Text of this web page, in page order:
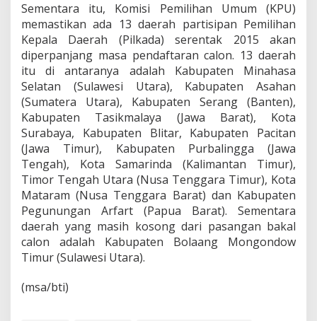
Sementara itu, Komisi Pemilihan Umum (KPU)
memastikan ada 13 daerah partisipan Pemilihan
Kepala Daerah (Pilkada) serentak 2015 akan
diperpanjang masa pendaftaran calon. 13 daerah
itu di antaranya adalah Kabupaten Minahasa
Selatan (Sulawesi Utara), Kabupaten Asahan
(Sumatera Utara), Kabupaten Serang (Banten),
Kabupaten Tasikmalaya (Jawa Barat), Kota
Surabaya, Kabupaten Blitar, Kabupaten Pacitan
(Jawa Timur), Kabupaten Purbalingga (Jawa
Tengah), Kota Samarinda (Kalimantan Timur),
Timor Tengah Utara (Nusa Tenggara Timur), Kota
Mataram (Nusa Tenggara Barat) dan Kabupaten
Pegunungan Arfart (Papua Barat). Sementara
daerah yang masih kosong dari pasangan bakal
calon adalah Kabupaten Bolaang Mongondow
Timur (Sulawesi Utara).
(msa/bti)